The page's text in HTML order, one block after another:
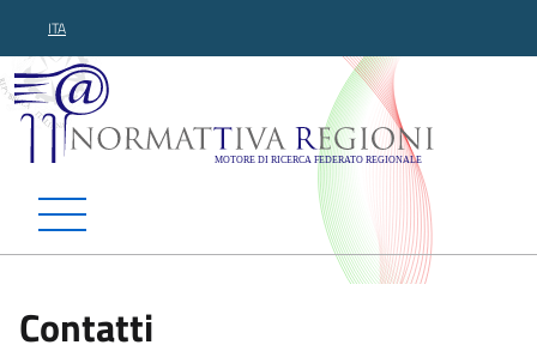
ITA
Normattiva Regioni -
Contatti